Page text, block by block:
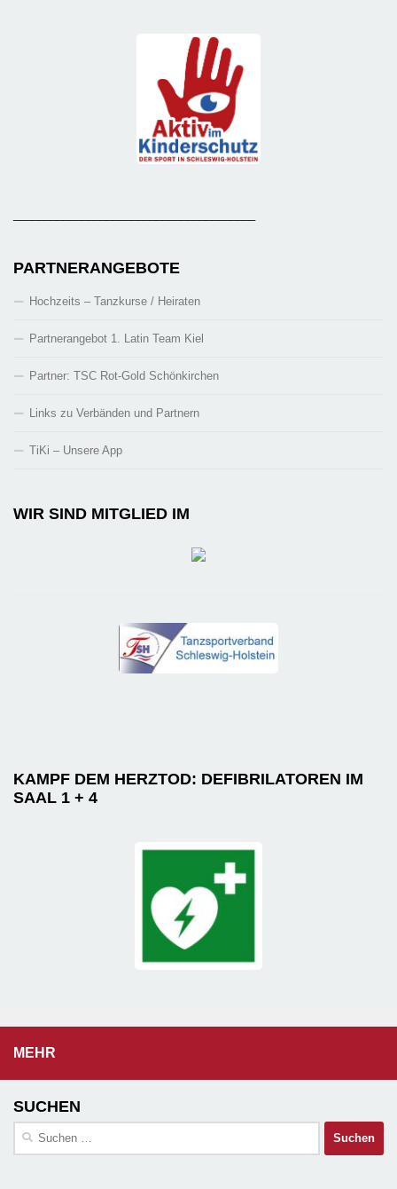
PARTNERANGEBOTE
Hochzeits – Tanzkurse / Heiraten
Partnerangebot 1. Latin Team Kiel
Partner: TSC Rot-Gold Schönkirchen
Links zu Verbänden und Partnern
TiKi – Unsere App
WIR SIND MITGLIED IM
KAMPF DEM HERZTOD: DEFIBRILATOREN IM
SAAL 1 + 4
MEHR
SUCHEN
Suchen